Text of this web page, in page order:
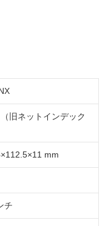
旧ネットインデック
mm
チ